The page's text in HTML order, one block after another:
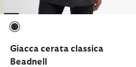
Giacca cerata classica
Beadnell